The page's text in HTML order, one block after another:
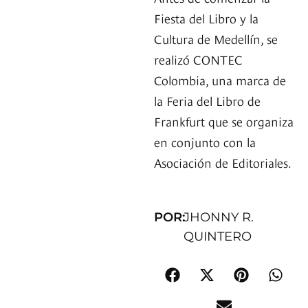
Fiesta del Libro y la
Cultura de Medellín, se
realizó CONTEC
Colombia, una marca de
la Feria del Libro de
Frankfurt que se organiza
en conjunto con la
Asociación de Editoriales.
POR:JHONNY R.
QUINTERO